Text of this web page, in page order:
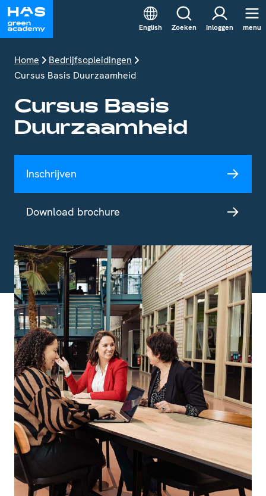
English Zoeken Inloggen menu
Home
Bedrijfsopleidingen
Cursus Basis Duurzaamheid
Cursus Basis
Duurzaamheid
Inschrijven
Download brochure